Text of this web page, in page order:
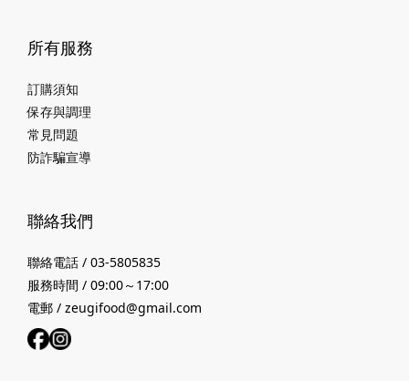
所有服務
訂購須知
保存與調理
常見問題
防詐騙宣導
聯絡我們
聯絡電話 / 03-5805835
服務時間 / 09:00～17:00
電郵 / zeugifood@gmail.com